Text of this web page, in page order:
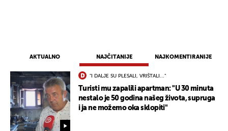
AKTUALNO NAJČITANIJE NAJKOMENTIRANIJE
"I DALJE SU PLESALI, VRIŠTALI..."
Turisti mu zapalili apartman: "U 30 minuta
nestalo je 50 godina našeg života, supruga
i ja ne možemo oka sklopiti"